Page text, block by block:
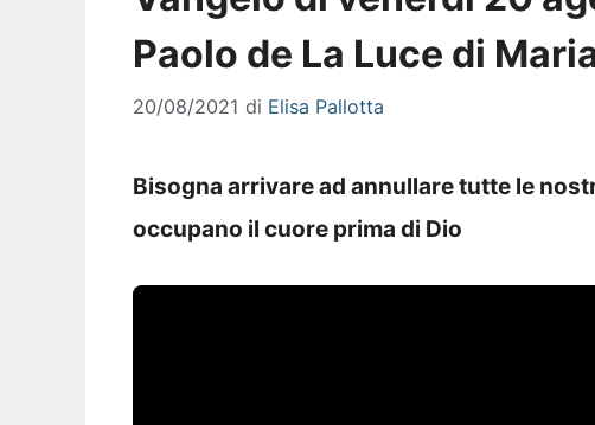
Paolo de La Luce di
20/08/2021 di Elisa Pallotta
Bisogna arrivare ad annullare tutte le
occupano il cuore prima di Dio